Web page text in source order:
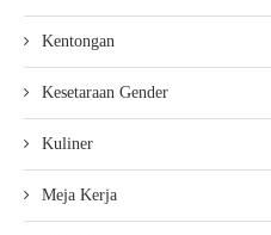
Kentongan
Kesetaraan Gender
Kuliner
Meja Kerja